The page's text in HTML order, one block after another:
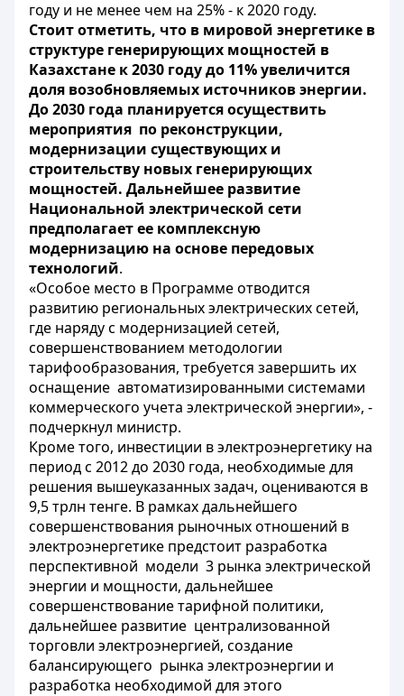
году и не менее чем на 25% - к 2020 году.
Стоит отметить, что в мировой энергетике в
структуре генерирующих мощностей в
Казахстане к 2030 году до 11% увеличится
доля возобновляемых источников энергии.
До 2030 года планируется осуществить
мероприятия по реконструкции,
модернизации существующих и
строительству новых генерирующих
мощностей. Дальнейшее развитие
Национальной электрической сети
предполагает ее комплексную
модернизацию на основе передовых
технологий.
«Особое место в Программе отводится
развитию региональных электрических сетей,
где наряду с модернизацией сетей,
совершенствованием методологии
тарифообразования, требуется завершить их
оснащение автоматизированными системами
коммерческого учета электрической энергии», -
подчеркнул министр.
Кроме того, инвестиции в электроэнергетику на
период с 2012 до 2030 года, необходимые для
решения вышеуказанных задач, оцениваются в
9,5 трлн тенге. В рамках дальнейшего
совершенствования рыночных отношений в
электроэнергетике предстоит разработка
перспективной модели 3 рынка электрической
энергии и мощности, дальнейшее
совершенствование тарифной политики,
дальнейшее развитие централизованной
торговли электроэнергией, создание
балансирующего рынка электроэнергии и
разработка необходимой для этого